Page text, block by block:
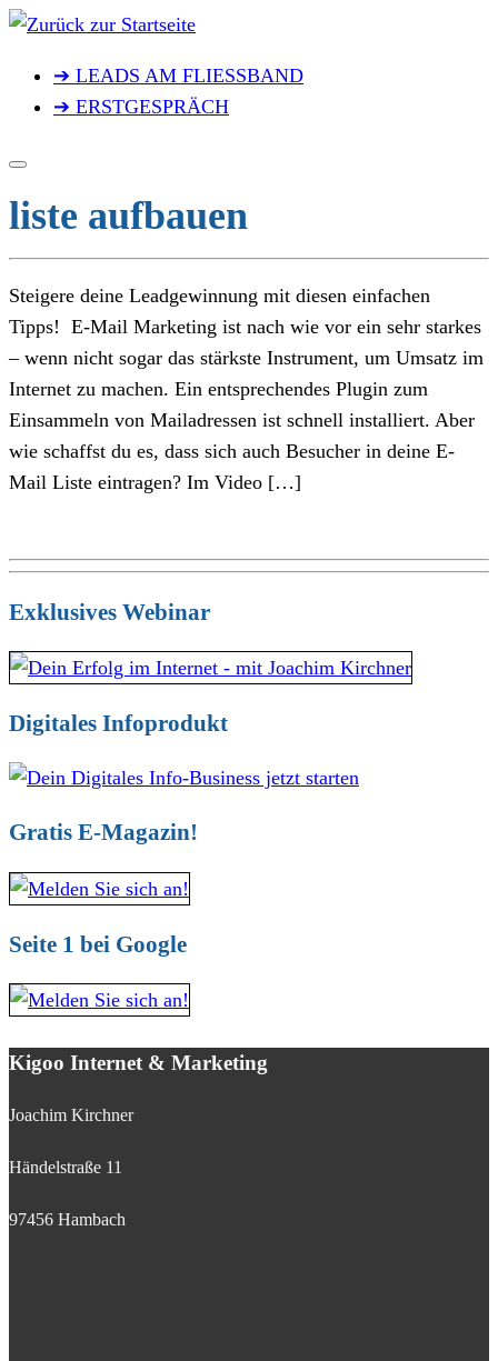
Zum
springen➔ LEADS AM FLIESSBAND
➔ ERSTGESPRÄCH
liste aufbauen
Steigere deine Leadgewinnung mit diesen einfachen
Tipps! E-Mail Marketing ist nach wie vor ein sehr starkes
– wenn nicht sogar das stärkste Instrument, um Umsatz im
Internet zu machen. Ein entsprechendes Plugin zum
Einsammeln von Mailadressen ist schnell installiert. Aber
wie schaffst du es, dass sich auch Besucher in deine E-
Mail Liste eintragen? Im Video […]
Exklusives Webinar
Digitales Infoprodukt
Gratis E-Magazin!
Seite 1 bei Google
Kigoo Internet & Marketing
Joachim Kirchner
Händelstraße 11
97456 Hambach